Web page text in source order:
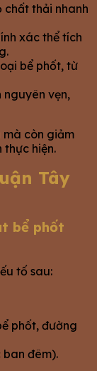
chất thải nhanh
xác thể tích
bể phốt, từ
nguyên vẹn,
mà còn giảm
hiện.
Tây
bể phốt
tố sau:
phốt, đường
đêm).